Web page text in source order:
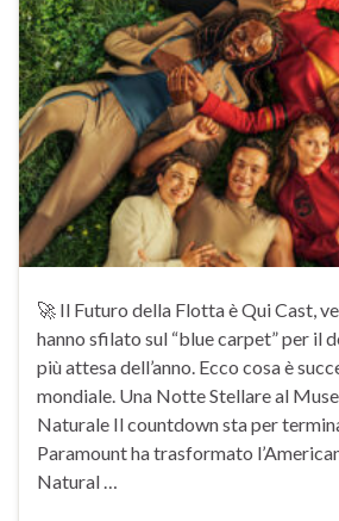
🚀 Il Futuro della Flotta è Qui Cast,
hanno sfilato sul “blue carpet” per il
più attesa dell’anno. Ecco cosa è
mondiale. Una Notte Stellare al
Naturale Il countdown sta per
Paramount ha trasformato
Natural …